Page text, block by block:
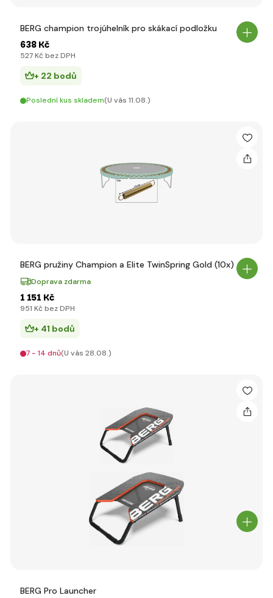
BERG champion trojúhelník pro skákací podložku
638 Kč
527 Kč bez DPH
+ 22 bodů
Poslední kus skladem(U vás 11.08.)
BERG pružiny Champion a Elite TwinSpring Gold (10x)
Doprava zdarma
1 151 Kč
951 Kč bez DPH
+ 41 bodů
7 - 14 dnů(U vás 28.08.)
BERG Pro Launcher